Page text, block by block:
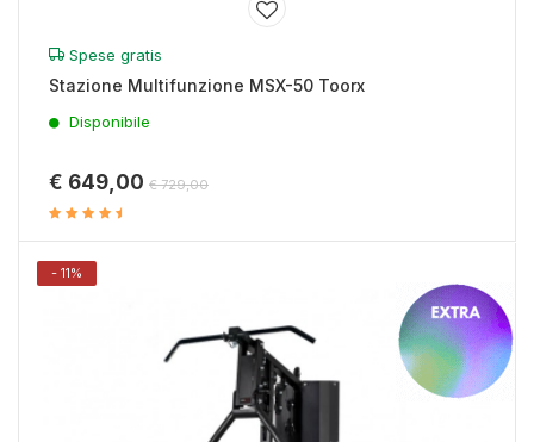
Spese gratis
Stazione Multifunzione MSX-50 Toorx
Disponibile
€ 649,00 € 729,00
- 11%